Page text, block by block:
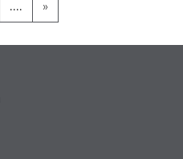
.... »